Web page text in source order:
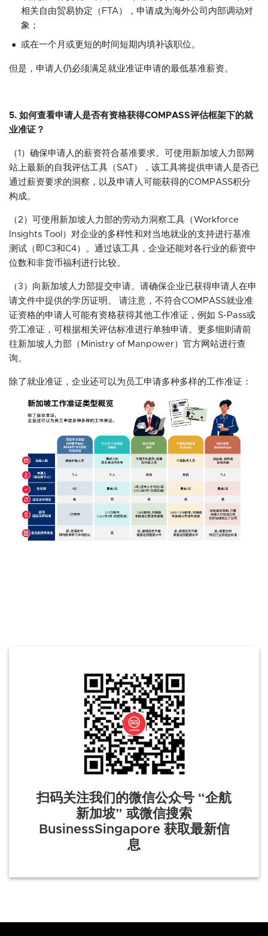
相关自由贸易协定（FTA），申请成为海外公司内部调动对
象；
或在一个月或更短的时间短期内填补该职位。
但是，申请人仍必须满足就业准证申请的最低基准薪资。
5. 如何查看申请人是否有资格获得COMPASS评估框架下的就
业准证？
（1）确保申请人的薪资符合基准要求。可使用新加坡人力部网
站上最新的自我评估工具（SAT），该工具将提供申请人是否已
通过薪资要求的洞察，以及申请人可能获得的COMPASS积分
构成。
（2）可使用新加坡人力部的劳动力洞察工具（Workforce
Insights Tool）对企业的多样性和对当地就业的支持进行基准
测试（即C3和C4）。通过该工具，企业还能对各行业的薪资中
位数和非货币福利进行比较。
（3）向新加坡人力部提交申请。请确保企业已获得申请人在申
请文件中提供的学历证明。 请注意，不符合COMPASS就业准
证资格的申请人可能有资格获得其他工作准证，例如 S-Pass或
劳工准证，可根据相关评估标准进行单独申请。更多细则请前
往新加坡人力部（Ministry of Manpower）官方网站进行查
询。
除了就业准证，企业还可以为员工申请多种多样的工作准证：
扫码关注我们的微信公众号 “企航
新加坡” 或微信搜索
BusinessSingapore 获取最新信
息